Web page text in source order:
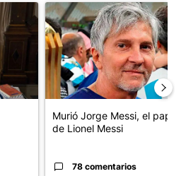
con el título "Milei, listo para 'atajar'
Un artículo de tendencia con
Murió Jorge Messi, el papá
de Lionel Messi
78 comentarios